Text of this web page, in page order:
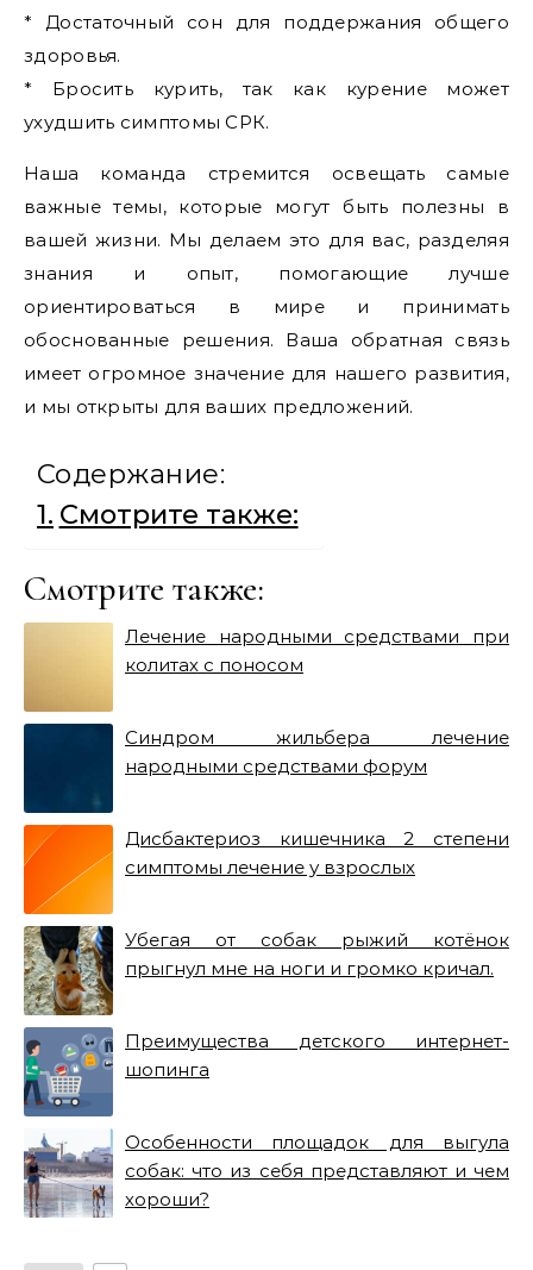
* Достаточный сон для поддержания общего
здоровья.
* Бросить курить, так как курение может
ухудшить симптомы СРК.
Наша команда стремится освещать самые
важные темы, которые могут быть полезны в
вашей жизни. Мы делаем это для вас, разделяя
знания и опыт, помогающие лучше
ориентироваться в мире и принимать
обоснованные решения. Ваша обратная связь
имеет огромное значение для нашего развития,
и мы открыты для ваших предложений.
Содержание:
Смотрите также:
Смотрите также:
Лечение народными средствами при
колитах с поносом
Синдром жильбера лечение
народными средствами форум
Дисбактериоз кишечника 2 степени
симптомы лечение у взрослых
Убегая от собак рыжий котёнок
прыгнул мне на ноги и громко кричал.
Преимущества детского интернет-
шопинга
Особенности площадок для выгула
собак: что из себя представляют и чем
хороши?